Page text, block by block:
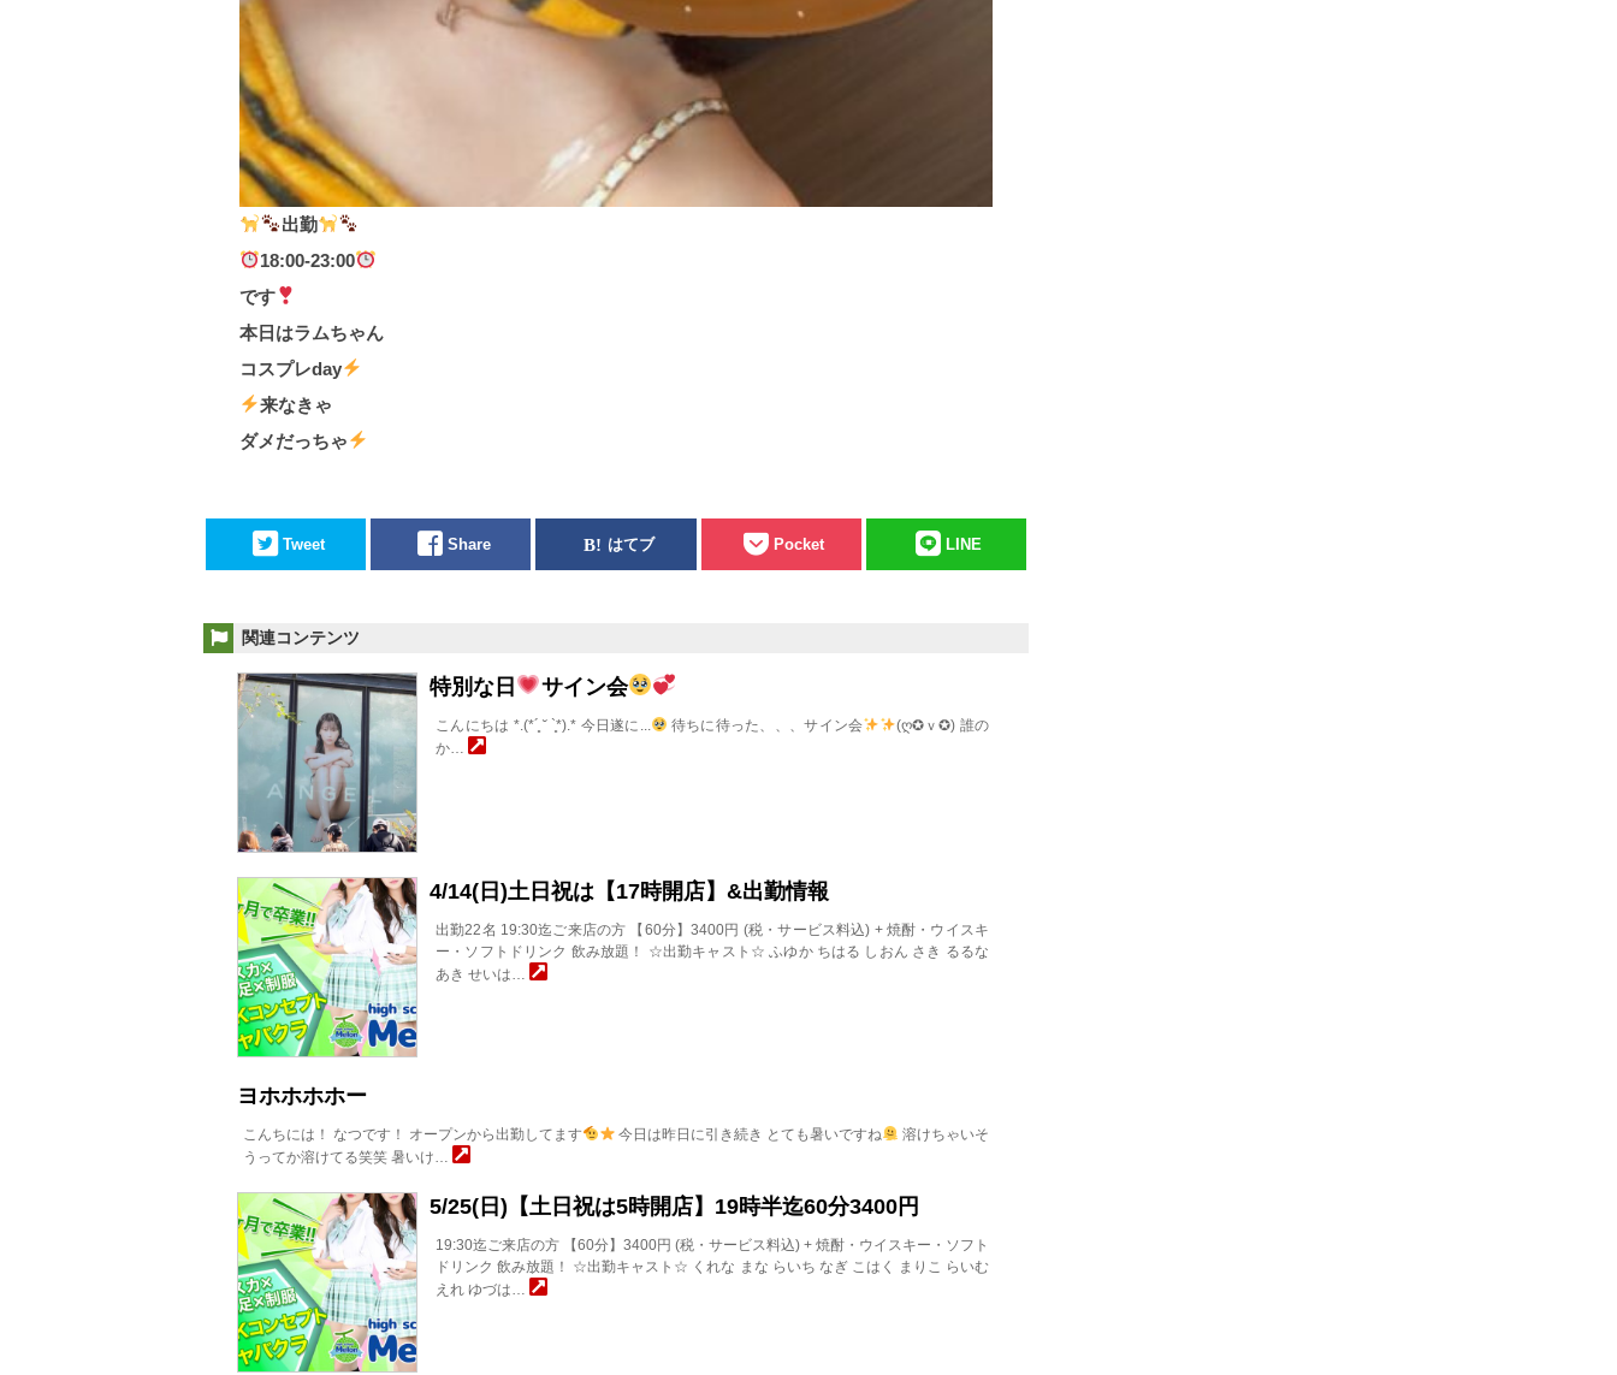
出勤
18:00-23:00
です
本日はラムちゃん
コスプレday
来なきゃ
ダメだっちゃ
Tweet Share はてブ Pocket LINE
関連コンテンツ
特別な日 サイン会
こんにちは *.(*´͈ ˘ `͈*).* 今日遂に... 待ちに待った、、、サイン会
(ღ✪ｖ✪) 誰の
か…
4/14(日)土日祝は【17時開店】&出勤情報
出勤22名 19:30迄ご来店の方 【60分】3400円 (税・サービス料込) + 焼酎・ウイスキ
ー・ソフトドリンク 飲み放題！ ☆出勤キャスト☆ ふゆか ちはる しおん さき るるな
あき せいは…
ヨホホホホー
こんちには！ なつです！ オープンから出勤してます 今日は昨日に引き続き とても暑いですね
溶けちゃいそ
うってか溶けてる笑笑 暑いけ…
5/25(日)【土日祝は5時開店】19時半迄60分3400円
19:30迄ご来店の方 【60分】3400円 (税・サービス料込) + 焼酎・ウイスキー・ソフト
ドリンク 飲み放題！ ☆出勤キャスト☆ くれな まな らいち なぎ こはく まりこ らいむ
えれ ゆづは…